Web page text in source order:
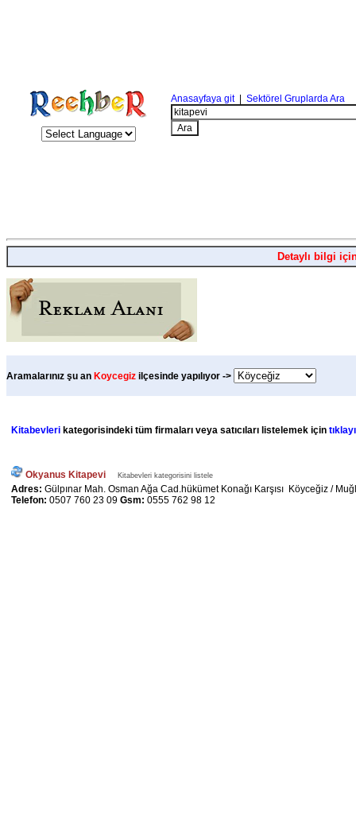
Anasayfaya git| Sektörel Gruplarda Ara
Detaylı bilgi
Aramalarınız şu an Koycegiz ilçesinde yapılıyor ->
Kitabevleri kategorisindeki tüm firmaları veya satıcıları listelemek için
Okyanus Kitapevi Kitabevleri kategorisini listele
Adres: Gülpınar Mah. Osman Ağa Cad.hükümet Konağı Karşısı Köyceğiz /
Telefon: 0507 760 23 09 Gsm: 0555 762 98 12